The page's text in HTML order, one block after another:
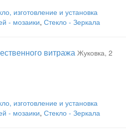
изготовление и установка
- мозаики, Стекло - Зеркала
витража Жуковка, 2
изготовление и установка
- мозаики, Стекло - Зеркала